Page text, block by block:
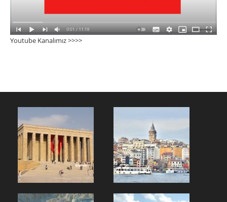
Youtube Kanalımız >>>>